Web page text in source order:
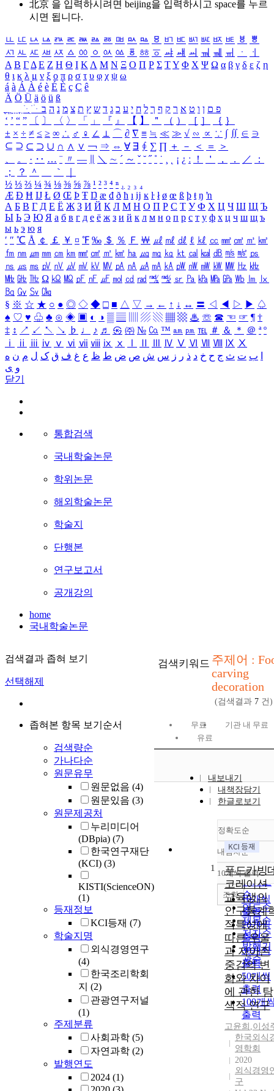
北京 을 입력하시려면 beijing을 입력하시고 space를 누르
시면 됩니다.
ㅥ ㅦ ㅧ ㅨ ㅩ ㅪ ㅫ ㅬ ㅭ ㅮ ㅯ ㅰ ㅱ ㅲ ㅳ ㅴ ㅵ ㅶ ㅷ ㅸ
ㅹ
ㅺ ㅻ ㅼ ㅽ ㅾ ㅿ ㆀ ㆁ ㆂ ㆃ ㆄ ㆅ ㆆ ㆇ ㆈ ㆉ ㆊ ㆋ ㆌ ㆍ
ㆎ
Α Β ΓΔ Ε Ζ Η Θ Ι ΚΛ Μ Ν Ξ Ο Π Ρ Σ ΤΥ Φ Χ Ψ Ω α β γ δ ε ζ η
θ ι κ λ μ ν ξ ο π ρ σ τ υ φ χ ψ ω
á à Á À é è É È ç Ç ê
Ä Ö Ü ä ö ü ß
ִֶֹ ֻּ ׁׂ פ ם ן ו ט א ר ק ף ך ל ח י ע כ ג ד ש ץ ת צ מ נ ה ב
‘ ’ “ ” 〔 〕 〈 〉 「 」 『 』 【 】 ＂ （ ） ［ ］ ｛ ｝
± × ÷ ≠ ≤ ≥ ∞ ∴ ♂ ♀ ∠ ⊥ ⌒ ∂ ∇ ≡ ≒ ≪ ≫ √ ∽ ∝ ∵ ∫ ∬ ∈ ∋
⊆ ⊇ ⊂ ⊃ ∪ ∩ ∧ ∨ ￢ ⇒ ⇔ ∀ ∃ ∮ ∑ ∏ ＋ － ＜ ＝
＞
、
。 · ‥ … ¨ 〃 ― ＼ ∼ ´ ～ ˇ ˘ ˝ ˚ ˙ ¸ ¡ ¿ ː ！ ＇ ， ． ／
：
；
？ ＾ ｀
½ ⅓ ⅔ ¼ ¾ ⅛ ⅜ ⅝ ⅞ ¹ ² ³ ⁴ ⁿ ₁ ₂ ₃ ₄
Æ Ð Ħ Ĳ Ł Ø Œ Þ Ŧ Ŋ æ đ ð ħ ı ĳ ĸ ŀ ł ø œ ß þ ŧ ŋ ŉ
А Б В Г Д Е Ё Ж З И Й К Л М Н О П Р С Т У Ф Х Ц Ч Ш Щ Ъ
Ы Ь Э Ю Я а б в г д е ё ж з и й к л м н о п р с т у ф х ц ч ш щ ъ
ы ь э ю я
′ ″ ℃ Å ￠ ￡ ￥ ¤ ℉ ‰ ＄ ％ Ｆ ￦ ㎕ ㎖ ㎗ ℓ ㎘ ㏄ ㎣ ㎤ ㎥ ㎦
㎙ ㎚ ㎛ ㎜ ㎝ ㎞ ㎟ ㎠ ㎡ ㎢ ㏊ ㎍ ㎎ ㎏ ㏏ ㎈ ㎉ ㏈ ㎧ ㎨ ㎰
㎱ ㎲ ㎳ ㎴ ㎵ ㎶ ㎷ ㎸ ㎹ ㎀ ㎁ ㎂ ㎃ ㎄ ㎺ ㎻ ㎽ ㎾ ㎿ ㎐ ㎑
㎒ ㎓ ㎔ Ω ㏀ ㏁ ㎊ ㎋ ㎌ ㏖ ㏅ ㎭ ㎮ ㎯ ㏛ ㎩ ㎪ ㎫ ㎬ ㏝ ㏐
㏓
㏃ ㏉ ㏜ ㏆
§ ※ ☆ ★ ○ ● ◎ ◇ ◆ □ ■ △ ▽ → ← ↑ ↓ ↔ 〓 ◁ ◀ ▷ ▶ ♤
♠ ♡ ♥ ♧ ♣ ⊙ ◈ ▣ ◐ ◑ ▒ ▤ ▨ ▧ ▦ ▩ ♨ ☏ ☎ ☜ ☞ ¶ †
‡ ↕ ↗ ↙ ↖ ↘ ♭ ♩ ♪ ♬ ㉿ ㈜ № ㏇ ™ ㏂ ㏘ ℡ ＃ ＆ ＊ ＠ ª º
ⅰ
ⅱ ⅲ ⅳ ⅴ ⅵ ⅶ ⅷ ⅸ ⅹ Ⅳ Ⅴ Ⅵ Ⅶ Ⅷ Ⅸ Ⅹ
ب ت ث ج ح خ د ذ ر ز س ش ص ض ط ظ ع غ ف ق ک ل م ن ه
و ی
닫기
통합검색
국내학술논문
학위논문
해외학술논문
학술지
단행본
연구보고서
공개강의
home
국내학술논문
검색결과 좁혀 보기
선택해제
좁혀본 항목 보기순서
검색량순
가나다순
원문유무
원문없음 (4)
원문있음 (3)
원문제공처
누리미디어
(DBpia) (7)
한국연구재단
(KCI) (3)
KISTI(ScienceON)
(1)
등재정보
KCI등재 (7)
학술지명
외식경영연구
(4)
한국조리학회
지 (2)
관광연구저널
(1)
주제분류
사회과학 (5)
자연과학 (2)
발행연도
2024 (1)
검색키워드 주제어 :
carving
decoration
(검색결과 7 건)
무료
기관 내 무료
유료
내보내기
내책장담기
한글로보기
정확도순
정확도
순
인기도
순
연도순
제목순
저자순
발행기
관순
내림차순
내림차
10개씩 출력
10개씩
출력
20개씩
출력
30개씩
출력
50개씩
출력
100개
출력
조회
1
푸드카빙
코레이션
교육생의
인구통계
적특성에
따른 우울
과 자아존
중감의 변
화와 차이
에 관한 탐
색적 연구
고윤희 ,이성
한국외식
영학회
2020
외식경영
구